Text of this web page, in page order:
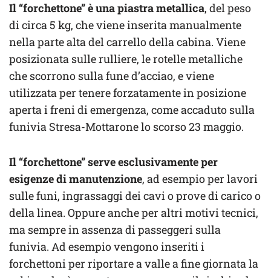
Il “forchettone” è una piastra metallica, del peso
di circa 5 kg, che viene inserita manualmente
nella parte alta del carrello della cabina. Viene
posizionata sulle rulliere, le rotelle metalliche
che scorrono sulla fune d’acciao, e viene
utilizzata per tenere forzatamente in posizione
aperta i freni di emergenza, come accaduto sulla
funivia Stresa-Mottarone lo scorso 23 maggio.
Il “forchettone” serve esclusivamente per
esigenze di manutenzione, ad esempio per lavori
sulle funi, ingrassaggi dei cavi o prove di carico o
della linea. Oppure anche per altri motivi tecnici,
ma sempre in assenza di passeggeri sulla
funivia. Ad esempio vengono inseriti i
forchettoni per riportare a valle a fine giornata la